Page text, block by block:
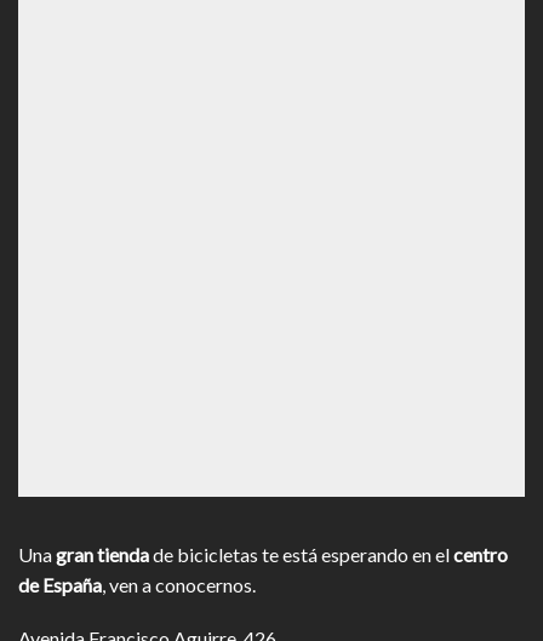
Unagran tiendade bicicletas te está esperando en elcentro
de España, ven a conocernos.